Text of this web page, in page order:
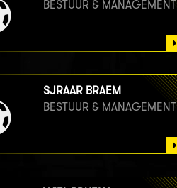
BESTUUR & MANAGEMENT
SJRAAR BRAEM
BESTUUR & MANAGEMENT